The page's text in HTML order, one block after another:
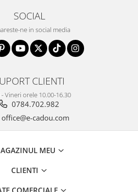
SOCIAL
ne in social media
CLIENTI
Vineri orele 10.00-16.30
0784.702.982
office@e-cadou.com
MEU
CLIENTI